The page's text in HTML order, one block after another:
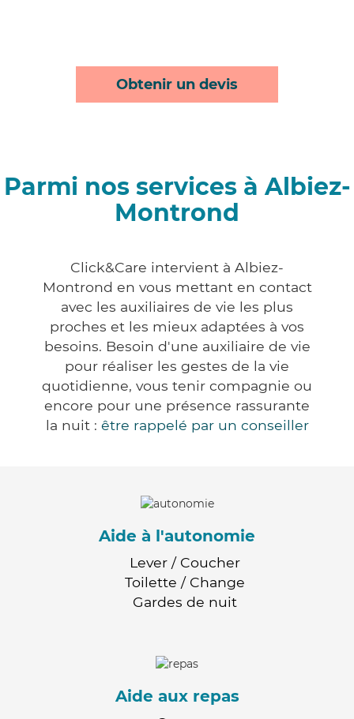
Obtenir un devis
Parmi nos services à Albiez-
Montrond
Click&Care intervient à Albiez-
Montrond en vous mettant en contact
avec les auxiliaires de vie les plus
proches et les mieux adaptées à vos
besoins. Besoin d'une auxiliaire de vie
pour réaliser les gestes de la vie
quotidienne, vous tenir compagnie ou
encore pour une présence rassurante
la nuit : être rappelé par un conseiller
Aide à l'autonomie
Lever / Coucher
Toilette / Change
Gardes de nuit
Aide aux repas